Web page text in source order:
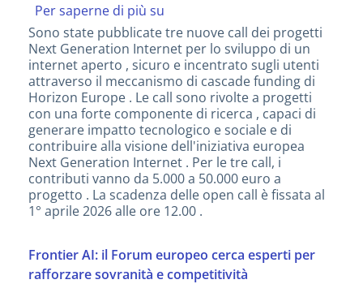
Per saperne di più su
Generation
Internet:
pubblicati
tre
nuovi
bandi
per
il
futuro
digitale
europeo
Sono state pubblicate tre nuove call dei progetti
Next Generation Internet per lo sviluppo di un
internet aperto , sicuro e incentrato sugli utenti
attraverso il meccanismo di cascade funding di
Horizon Europe . Le call sono rivolte a progetti
con una forte componente di ricerca , capaci di
generare impatto tecnologico e sociale e di
contribuire alla visione dell'iniziativa europea
Next Generation Internet . Per le tre call, i
contributi vanno da 5.000 a 50.000 euro a
progetto . La scadenza delle open call è fissata al
1° aprile 2026 alle ore 12.00 .
Frontier AI: il Forum europeo cerca esperti per
rafforzare sovranità e competitività